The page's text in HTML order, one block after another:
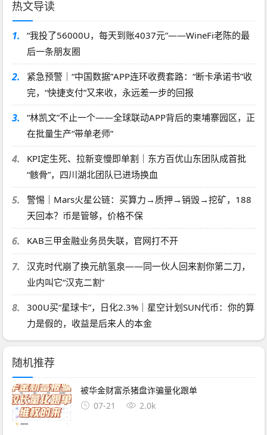
热文导读
1.
“我投了56000U，每天到账4037元”——WineFi老陈的最
后一条朋友圈
2.
紧急预警｜“中国数据”APP连环收费套路：“断卡承诺书”收
完，“快捷支付”又来收，永远差一步的回报
3.
“林凯文”不止一个——全球联动APP背后的柬埔寨园区，正
在批量生产“带单老师”
4.
KPI定生死、拉新变慢即单割｜东方百优山东团队成首批
“骸骨”，四川湖北团队已进场换血
5.
警惕｜Mars火星公链：买算力→质押→销毁→挖矿，188
天回本？币是管够，价格不保
6. KAB三甲金融业务员失联，官网打不开
7.
汉克时代崩了换元航氢泉——同一伙人回来割你第二刀，
业内叫它“汉克二割”
8.
300U买“星球卡”，日化2.3%｜星空计划SUN代币：你的算
力是假的，收益是后来人的本金
随机推荐
被华金财富杀猪盘诈骗量化跟单
07-21
2.0k